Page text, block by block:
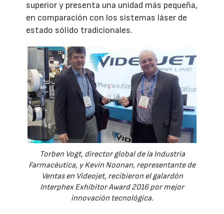
superior y presenta una unidad más pequeña,
en comparación con los sistemas láser de
estado sólido tradicionales.
Torben Vogt, director global de la Industria
Farmacéutica, y Kevin Noonan, representante de
Ventas en Videojet, recibieron el galardón
Interphex Exhibitor Award 2016 por mejor
innovación tecnológica.